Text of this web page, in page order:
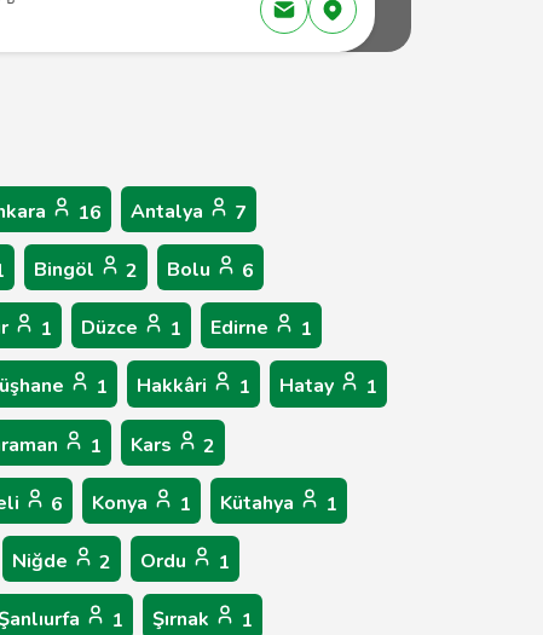
16 Antalya 7
Bingöl 2 Bolu 6
1 Düzce 1 Edirne 1
1 Hakkâri 1 Hatay 1
1 Kars 2
6 Konya 1 Kütahya 1
Niğde 2 Ordu 1
1 Şırnak 1